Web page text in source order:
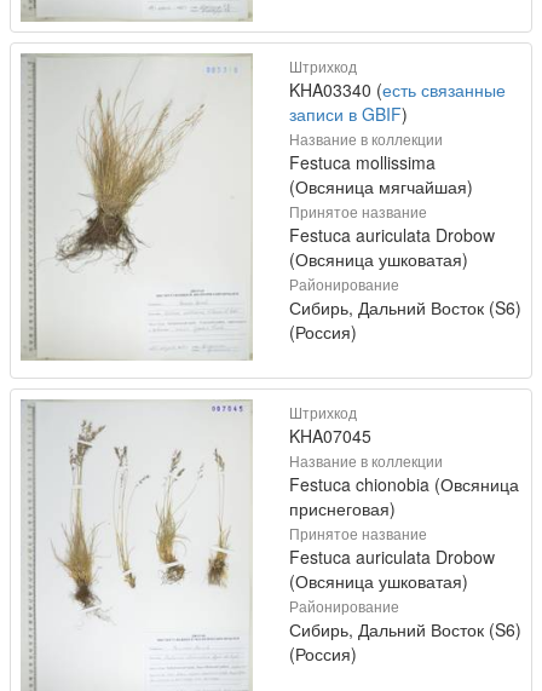
Штрихкод
KHA03340 (есть связанные
записи в GBIF)
Название в коллекции
Festuca mollissima
(Овсяница мягчайшая)
Принятое название
Festuca auriculata Drobow
(Овсяница ушковатая)
Районирование
Сибирь, Дальний Восток (S6)
(Россия)
Штрихкод
KHA07045
Название в коллекции
Festuca chionobia (Овсяница
приснеговая)
Принятое название
Festuca auriculata Drobow
(Овсяница ушковатая)
Районирование
Сибирь, Дальний Восток (S6)
(Россия)